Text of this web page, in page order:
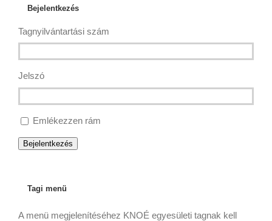
Bejelentkezés
Tagnyilvántartási szám
Jelszó
Emlékezzen rám
Bejelentkezés
Tagi menü
A menü megjelenítéséhez KNOÉ egyesületi tagnak kell